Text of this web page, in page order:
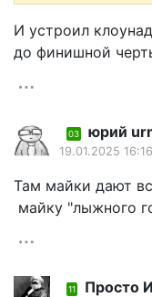
И устроил
до финишной
03 юрий
19.01.2025 16:16
Там майки дают
майку "лыжного
11 Просто